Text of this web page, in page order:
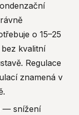
o 15–25
kvalitní
Regulace
znamená v
— snížení